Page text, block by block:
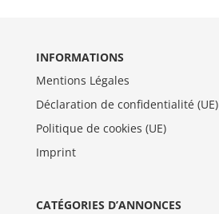
INFORMATIONS
Mentions Légales
Déclaration de confidentialité (UE)
Politique de cookies (UE)
Imprint
CATÉGORIES D’ANNONCES